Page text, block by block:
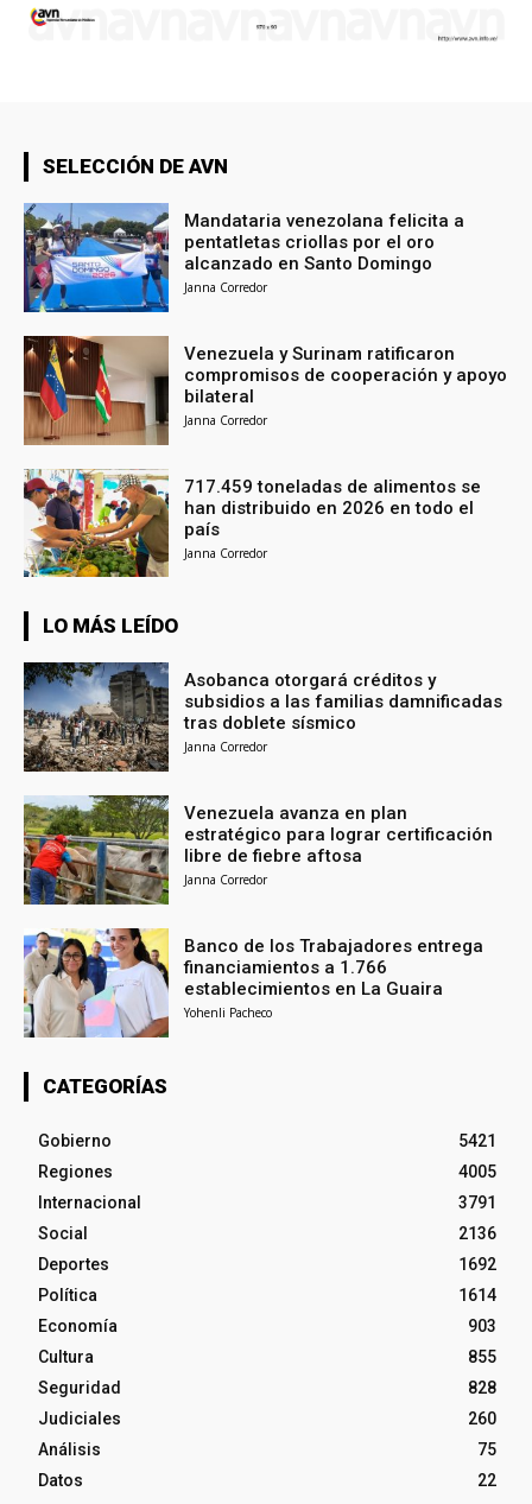
SELECCIÓN DE AVN
Mandataria venezolana felicita a
pentatletas criollas por el oro
alcanzado en Santo Domingo
Janna Corredor
Venezuela y Surinam ratificaron
compromisos de cooperación y apoyo
bilateral
Janna Corredor
717.459 toneladas de alimentos se
han distribuido en 2026 en todo el
país
Janna Corredor
LO MÁS LEÍDO
Asobanca otorgará créditos y
subsidios a las familias damnificadas
tras doblete sísmico
Janna Corredor
Venezuela avanza en plan
estratégico para lograr certificación
libre de fiebre aftosa
Janna Corredor
Banco de los Trabajadores entrega
financiamientos a 1.766
establecimientos en La Guaira
Yohenli Pacheco
CATEGORÍAS
Gobierno
5421
Regiones
4005
Internacional
3791
Social
2136
Deportes
1692
Política
1614
Economía
903
Cultura
855
Seguridad
828
Judiciales
260
Análisis
75
Datos
22